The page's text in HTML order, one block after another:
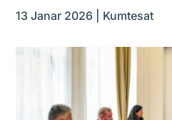
13 Janar 2026 Kumtesat